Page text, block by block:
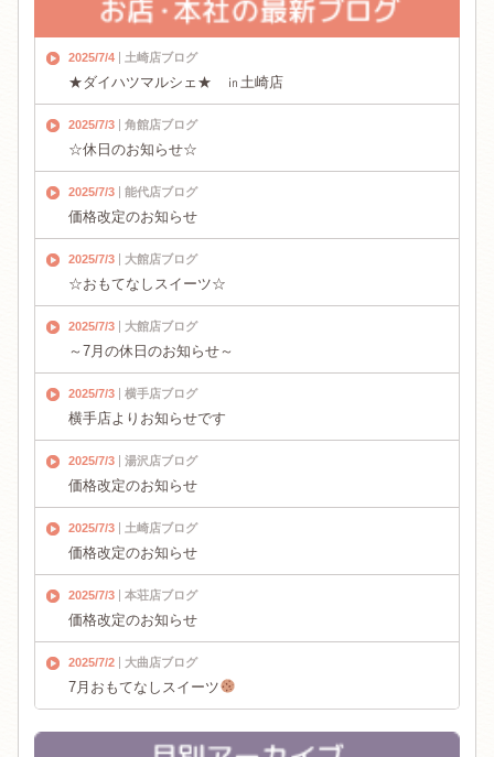
2025/7/4 土崎店ブログ
★ダイハツマルシェ★ ㏌土崎店
2025/7/3 角館店ブログ
☆休日のお知らせ☆
2025/7/3 能代店ブログ
価格改定のお知らせ
2025/7/3 大館店ブログ
☆おもてなしスイーツ☆
2025/7/3 大館店ブログ
～7月の休日のお知らせ～
2025/7/3 横手店ブログ
横手店よりお知らせです
2025/7/3 湯沢店ブログ
価格改定のお知らせ
2025/7/3 土崎店ブログ
価格改定のお知らせ
2025/7/3 本荘店ブログ
価格改定のお知らせ
2025/7/2 大曲店ブログ
7月おもてなしスイーツ